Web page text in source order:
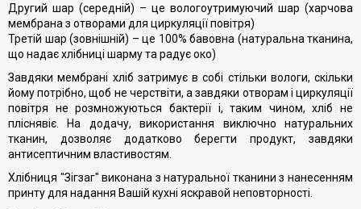
Другий шар (середній) – це вологоутримуючий шар (харчова
мембрана з отворами для циркуляції повітря)
Третій шар (зовнішній) – це 100% бавовна (натуральна тканина,
що надає хлібниці шарму та радує око)
Завдяки мембрані хліб затримує в собі стільки вологи, скільки
йому потрібно, щоб не черствіти, а завдяки отворам і циркуляції
повітря не розмножуються бактерії і, таким чином, хліб не
пліснявіє. На додачу, використання виключно натуральних
тканин, дозволяє додатково берегти продукт, завдяки
антисептичним властивостям.
Хлібниця "Зігзаг" виконана з натуральної тканини з нанесенням
принту для надання Вашій кухні яскравой неповторності.